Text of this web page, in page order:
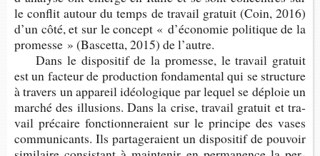
le conflit autour du temps de tra­vail gra­tuit (Coin, 2016)
d’un côté, et sur le concept « d’éco­no­mie poli­tique de la
pro­messe » (Bas­cetta, 2015) de l’autre.
Dans le dis­po­si­tif de la pro­messe, le tra­vail gra­tuit
est un fac­teur de pro­duc­tion fon­da­men­tal qui se struc­ture
à tra­vers un appa­reil idéo­lo­gique par lequel se déploie un
mar­ché des illu­sions. Dans la crise, tra­vail gra­tuit et tra­
vail pré­caire fonc­tion­ne­raient sur le prin­cipe des vases
com­mu­ni­cants. Ils par­ta­ge­raient un dis­po­si­tif de pou­voir